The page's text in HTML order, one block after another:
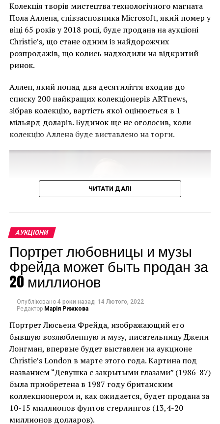
Энди Уорхола (эстимейт картины – $10-12 тыс.),
полный подарочный комплект из 40 литографий от
Андрея Ланского (примерно $25-30 тыс.), «После
зимы» талантливого живописца Марка Шагала
(эстимейт работы – $3-3,5 тыс.).
«Учитывая
аукционную коллекцию
с таким большим
количеством громких
имен, уверен, что эти
внимание широкой
общественности и
коллекционеров, а
также станут неким
толчком для
дальнейшего развития
украинского арт-
рынка», —
прокомментировал
Михаил Василенко,
который является
одним из
совладельцев
аукционного дома
«Золотое Сечение».
Колекція творів мистецтва технологічного магната
Пола Аллена, співзасновника Microsoft, який помер у
віці 65 років у 2018 році, буде продана на аукціоні
Christie’s, що стане одним із найдорожчих
розпродажів, що колись надходили на відкритий
ринок.
Аллен, який понад два десятиліття входив до
списку 200 найкращих колекціонерів ARTnews,
зібрав колекцію, вартість якої оцінюється в 1
мільярд доларів. Будинок ще не оголосив, коли
колекцію Аллена буде виставлено на торги.
Christie’s продасть групу зі 150 творів мистецтва зі
спадщини Аллена. Цей продаж може стати
найдорожчою колекцією творів мистецтва за всю
історію аукціонів, випередивши два нещодавні
значущі аукціони з продажу одного власника.
Очікується, що вона перевищить суму в 922
мільйони доларів, отриману від продажу колекції
Маклоу, проданої за рішенням суду на аукціоні
Sotheby’s на початку цього року, а також від
продажу колекції Девіда Рокфеллера на аукціоні
Christie’s у 2018 році, яка принесла 8.
ЧИТАТИ ДАЛІ
АУКЦІОНИ
Портрет любовницы и музы
Фрейда может быть продан за
20 миллионов
Опубліковано 4 роки назад 14 Лютого, 2022
Редактор Марія Рижкова
Портрет Люсьена Фрейда, изображающий его
бывшую возлюбленную и музу, писательницу Джени
Лонгман, впервые будет выставлен на аукционе
Christie’s London в марте этого года. Картина под
названием “Девушка с закрытыми глазами” (1986-87)
была приобретена в 1987 году британским
коллекционером и, как ожидается, будет продана за
10-15 миллионов фунтов стерлингов (13,4-20
миллионов долларов).